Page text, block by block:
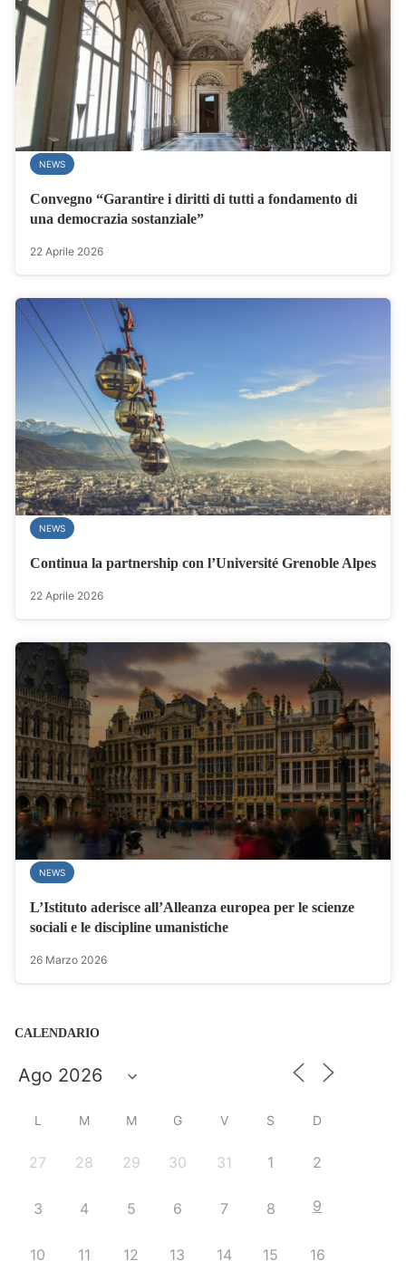
NEWS
Convegno “Garantire i diritti di tutti a fondamento di
una democrazia sostanziale”
22 Aprile 2026
NEWS
Continua la partnership con l’Université Grenoble Alpes
22 Aprile 2026
NEWS
L’Istituto aderisce all’Alleanza europea per le scienze
sociali e le discipline umanistiche
26 Marzo 2026
CALENDARIO
L M M G V S D
27 28 29 30 31 1 2
3 4 5 6 7 8 9
10 11 12 13 14 15 16